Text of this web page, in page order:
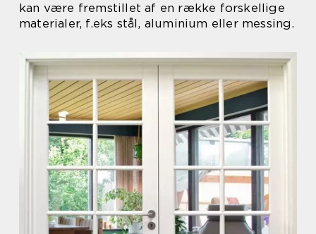
kan være fremstillet af en række forskellige
materialer, f.eks stål, aluminium eller messing.